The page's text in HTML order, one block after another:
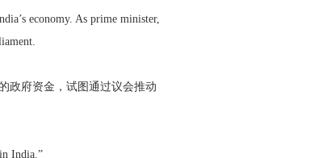
economy. As prime minister,
政府资金，试图通过议会推动
India.”